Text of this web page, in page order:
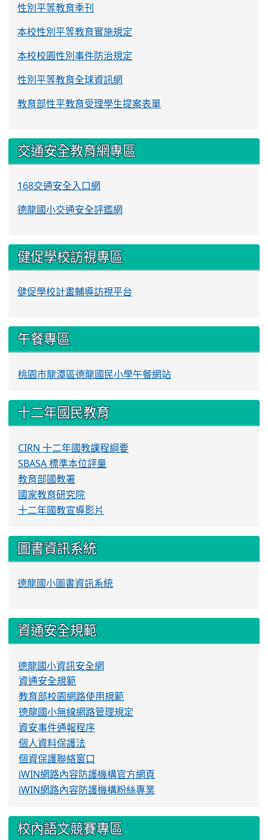
性別平等教育季刊
本校性別平等教育實施規定
本校校園性別事件防治規定
性別平等教育全球資訊網
教育部性平教育受理學生提案表單
交通安全教育網專區
168交通安全入口網
德龍國小交通安全評鑑網
健促學校訪視專區
健促學校計畫輔導訪視平台
午餐專區
桃園市龍潭區德龍國民小學午餐網站
十二年國民教育
CIRN 十二年國教課程綱要
SBASA 標準本位評量
教育部國教署
國家教育研究院
十二年國教宣導影片
圖書資訊系統
德龍國小圖書資訊系統
資通安全規範
德龍國小資訊安全網
資通安全規範
教育部校園網路使用規範
德龍國小無線網路管理規定
資安事件通報程序
個人資料保護法
個資保護聯絡窗口
iWIN網路內容防護機構官方網頁
iWIN網路內容防護機構粉絲專業
校內語文競賽專區